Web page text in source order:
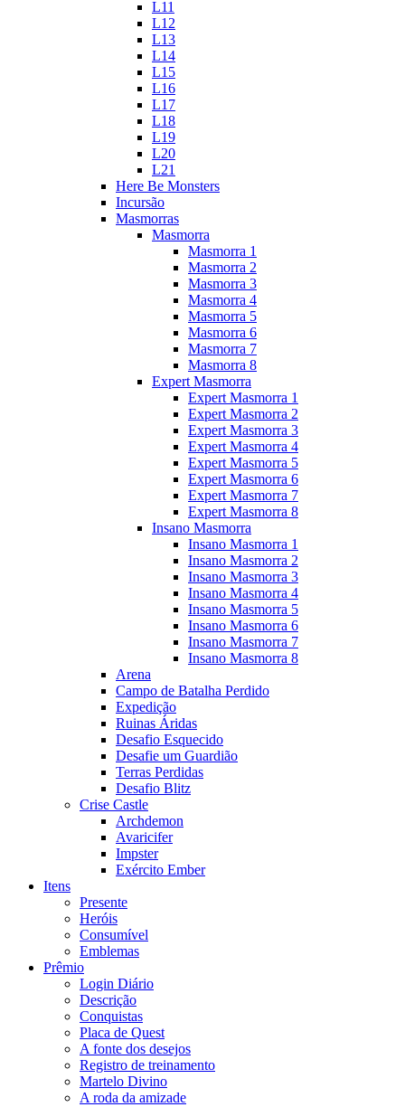
L11
L12
L13
L14
L15
L16
L17
L18
L19
L20
L21
Here Be Monsters
Incursão
Masmorras
Masmorra
Masmorra 1
Masmorra 2
Masmorra 3
Masmorra 4
Masmorra 5
Masmorra 6
Masmorra 7
Masmorra 8
Expert Masmorra
Expert Masmorra 1
Expert Masmorra 2
Expert Masmorra 3
Expert Masmorra 4
Expert Masmorra 5
Expert Masmorra 6
Expert Masmorra 7
Expert Masmorra 8
Insano Masmorra
Insano Masmorra 1
Insano Masmorra 2
Insano Masmorra 3
Insano Masmorra 4
Insano Masmorra 5
Insano Masmorra 6
Insano Masmorra 7
Insano Masmorra 8
Arena
Campo de Batalha Perdido
Expedição
Ruinas Áridas
Desafio Esquecido
Desafie um Guardião
Terras Perdidas
Desafio Blitz
Crise Castle
Archdemon
Avaricifer
Impster
Exército Ember
Itens
Presente
Heróis
Consumível
Emblemas
Prêmio
Login Diário
Descrição
Conquistas
Placa de Quest
A fonte dos desejos
Registro de treinamento
Martelo Divino
A roda da amizade